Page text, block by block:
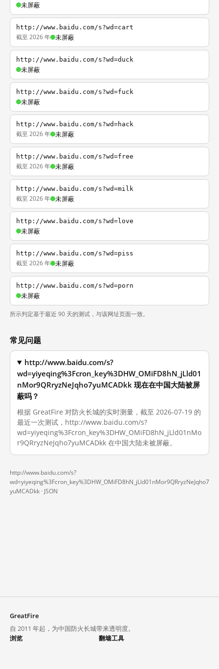
未屏蔽
http://www.baidu.com/s?wd=cart
截至 2026 年 未屏蔽
http://www.baidu.com/s?wd=duck
未屏蔽
http://www.baidu.com/s?wd=fuck
未屏蔽
http://www.baidu.com/s?wd=hack
截至 2026 年 未屏蔽
http://www.baidu.com/s?wd=free
截至 2026 年 未屏蔽
http://www.baidu.com/s?wd=milk
截至 2026 年 未屏蔽
http://www.baidu.com/s?wd=love
未屏蔽
http://www.baidu.com/s?wd=piss
截至 2026 年 未屏蔽
http://www.baidu.com/s?wd=porn
未屏蔽
所示判定基于最近 90 天的测试，与该网址页面一致。
常见问题
http://www.baidu.com/s?
wd=yiyeqing%3Fcron_key%3DHW_OMiFD8hN_jLld01
nMor9QRryzNeJqho7yuMCADkk 现在在中国大陆被屏
蔽吗？
根据 GreatFire 对防火长城的实时测量，截至 2026-07-19 的
最近一次测试，http://www.baidu.com/s?
wd=yiyeqing%3Fcron_key%3DHW_OMiFD8hN_jLld01nMo
r9QRryzNeJqho7yuMCADkk 在中国大陆未被屏蔽。
http://www.baidu.com/s?
wd=yiyeqing%3Fcron_key%3DHW_OMiFD8hN_jLld01nMor9QRryzNeJqho7
yuMCADkk · JSON
GreatFire
自 2011 年起，为中国防火长城带来透明度。
浏览
翻墙工具